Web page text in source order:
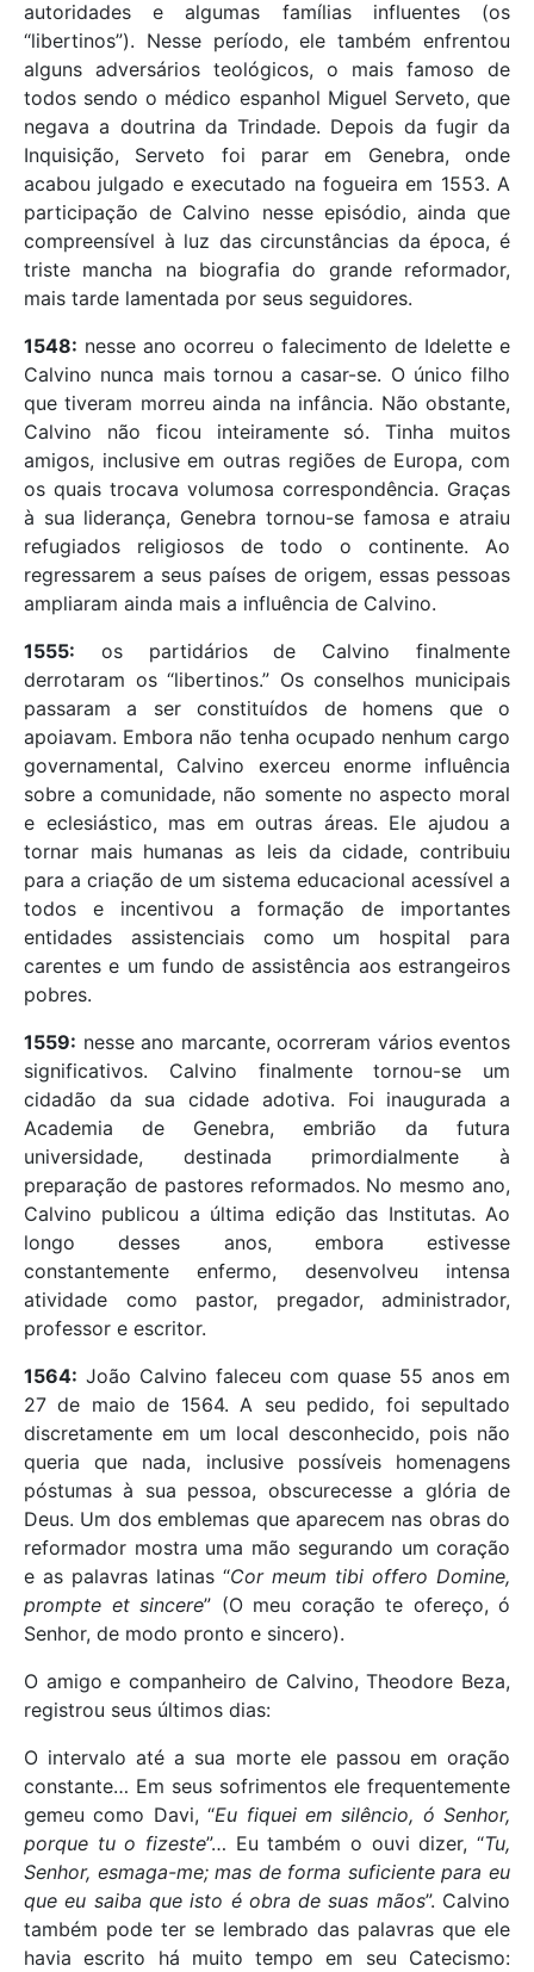
autoridades e algumas famílias influentes (os
“libertinos”). Nesse período, ele também enfrentou
alguns adversários teológicos, o mais famoso de
todos sendo o médico espanhol Miguel Serveto, que
negava a doutrina da Trindade. Depois da fugir da
Inquisição, Serveto foi parar em Genebra, onde
acabou julgado e executado na fogueira em 1553. A
participação de Calvino nesse episódio, ainda que
compreensível à luz das circunstâncias da época, é
triste mancha na biografia do grande reformador,
mais tarde lamentada por seus seguidores.
1548: nesse ano ocorreu o falecimento de Idelette e
Calvino nunca mais tornou a casar-se. O único filho
que tiveram morreu ainda na infância. Não obstante,
Calvino não ficou inteiramente só. Tinha muitos
amigos, inclusive em outras regiões de Europa, com
os quais trocava volumosa correspondência. Graças
à sua liderança, Genebra tornou-se famosa e atraiu
refugiados religiosos de todo o continente. Ao
regressarem a seus países de origem, essas pessoas
ampliaram ainda mais a influência de Calvino.
1555: os partidários de Calvino finalmente
derrotaram os “libertinos.” Os conselhos municipais
passaram a ser constituídos de homens que o
apoiavam. Embora não tenha ocupado nenhum cargo
governamental, Calvino exerceu enorme influência
sobre a comunidade, não somente no aspecto moral
e eclesiástico, mas em outras áreas. Ele ajudou a
tornar mais humanas as leis da cidade, contribuiu
para a criação de um sistema educacional acessível a
todos e incentivou a formação de importantes
entidades assistenciais como um hospital para
carentes e um fundo de assistência aos estrangeiros
pobres.
1559: nesse ano marcante, ocorreram vários eventos
significativos. Calvino finalmente tornou-se um
cidadão da sua cidade adotiva. Foi inaugurada a
Academia de Genebra, embrião da futura
universidade, destinada primordialmente à
preparação de pastores reformados. No mesmo ano,
Calvino publicou a última edição das Institutas. Ao
longo desses anos, embora estivesse
constantemente enfermo, desenvolveu intensa
atividade como pastor, pregador, administrador,
professor e escritor.
1564: João Calvino faleceu com quase 55 anos em
27 de maio de 1564. A seu pedido, foi sepultado
discretamente em um local desconhecido, pois não
queria que nada, inclusive possíveis homenagens
póstumas à sua pessoa, obscurecesse a glória de
Deus. Um dos emblemas que aparecem nas obras do
reformador mostra uma mão segurando um coração
e as palavras latinas “Cor meum tibi offero Domine,
prompte et sincere” (O meu coração te ofereço, ó
Senhor, de modo pronto e sincero).
O amigo e companheiro de Calvino, Theodore Beza,
registrou seus últimos dias:
O intervalo até a sua morte ele passou em oração
constante… Em seus sofrimentos ele frequentemente
gemeu como Davi, “Eu fiquei em silêncio, ó Senhor,
porque tu o fizeste”… Eu também o ouvi dizer, “Tu,
Senhor, esmaga-me; mas de forma suficiente para eu
que eu saiba que isto é obra de suas mãos”. Calvino
também pode ter se lembrado das palavras que ele
havia escrito há muito tempo em seu Catecismo: